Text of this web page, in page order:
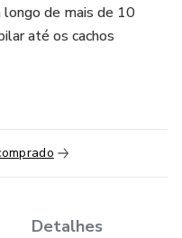
longo de mais de 10
até os cachos
Detalhes